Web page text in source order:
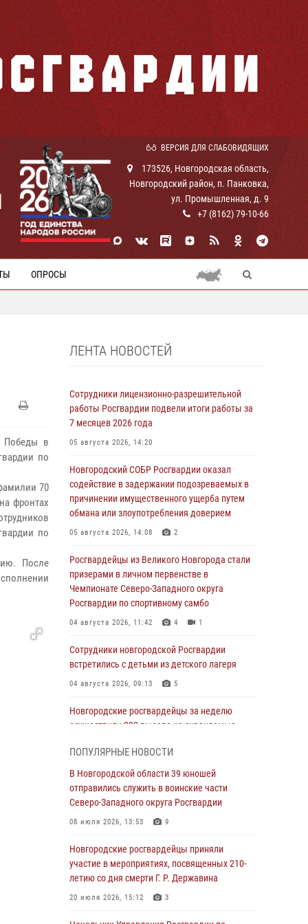
ВЕРСИЯ ДЛЯ СЛАБОВИДЯЩИХ
173526, Новгородская область,
Новгородский район, п. Панковка,
ул. Промышленная, д. 9
+7 (8162) 79-10-66
ОПРОСЫ
Победы в
по
70
фронтах
по
После
ЛЕНТА НОВОСТЕЙ
Сотрудники лицензионно-разрешительной
работы Росгвардии подвели итоги работы за
7 месяцев 2026 года
05 августа 2026, 14:20
Новгородский СОБР Росгвардии оказал
содействие в задержании подозреваемых в
причинении имущественного ущерба путем
обмана или злоупотребления доверием
05 августа 2026, 14:08 2
Росгвардейцы из Великого Новгорода стали
призерами в личном первенстве в
Чемпионате Северо-Западного округа
Росгвардии по спортивному самбо
04 августа 2026, 11:42 4 1
Сотрудники новгородской Росгвардии
встретились с детьми из детского лагеря
04 августа 2026, 09:13 5
Новгородские росгвардейцы за неделю
осуществили 203 выезда на охраняемые
Радиоэфир программы "Новости дня" на
радио "Радио53" от 30 июля 2026 года.
Новгородские призывники приняли присягу в
Росгвардии.
30 июля 2026, 16:00 1
В Великом Новгороде сотрудники центра
Росгвардии провели телефонную «горячую
ПОПУЛЯРНЫЕ НОВОСТИ
В Новгородской области 39 юношей
отправились служить в воинские части
Северо-Западного округа Росгвардии
08 июля 2026, 13:53 9
Новгородские росгвардейцы приняли
участие в мероприятиях, посвященных 210-
летию со дня смерти Г. Р. Державина
20 июля 2026, 15:12 3